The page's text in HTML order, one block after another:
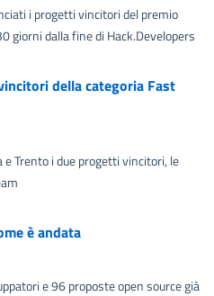
i progetti vincitori del premio
giorni dalla fine di Hack.Developers
della categoria Fast
Trento i due progetti vincitori, le
è andata
e 96 proposte open source già